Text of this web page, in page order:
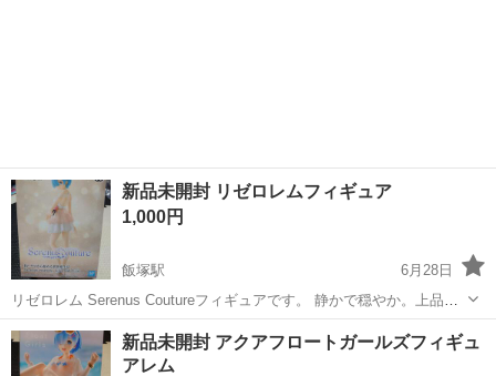
新品未開封 リゼロレムフィギュア
1,000円
飯塚駅
6月28日
リゼロレム Serenus Coutureフィギュアです。 静かで穏やか。上品か
つ優雅な仕立て コレクション整理の為出品させて頂きます(*.ˬ.)" 他サ
イトにも出品しているため売れ次第急遽削除する場合もあります。
福岡 飯塚市 飯塚駅 フィギュア リゼロレム
新品未開封 アクアフロートガールズフィギュ
アレム